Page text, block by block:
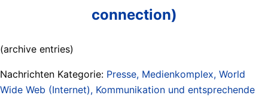
connection)
(archive entries)
Nachrichten Kategorie: Presse, Medienkomplex, World
Wide Web (Internet), Kommunikation und entsprechende